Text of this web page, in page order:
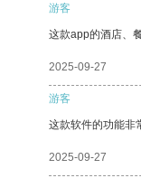
游客
这款app的酒店、
2025-09-27
游客
这款软件的功能非
2025-09-27